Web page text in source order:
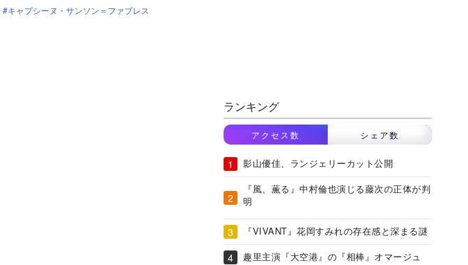
キャプシーヌ・サンソン＝ファブレス
ランキング
アクセス数 シェア数
影山優佳、ランジェリーカット公開
『風、薫る』中村倫也演じる藤次の正体が判
明
『VIVANT』花岡すみれの存在感と深まる謎
趣里主演『大空港』の『相棒』オマージュ